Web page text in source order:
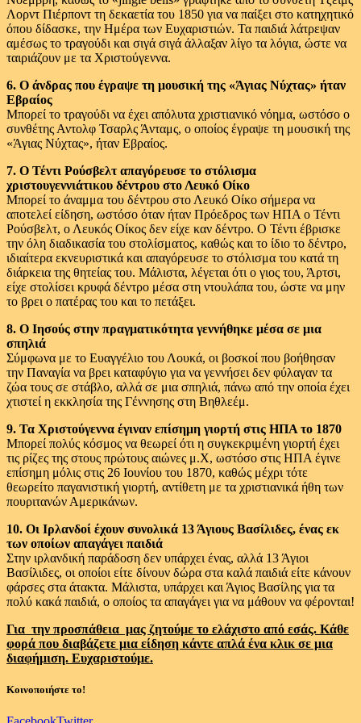
Λορντ Πιέρποντ τη δεκαετία του 1850 για να παίξει στο κατηχητικό
όπου δίδασκε, την Ημέρα των Ευχαριστιών. Τα παιδιά λάτρεψαν
αμέσως το τραγούδι και σιγά σιγά άλλαξαν λίγο τα λόγια, ώστε να
ταιριάζουν με τα Χριστούγεννα.
6. Ο άνδρας που έγραψε τη μουσική της «Άγιας Νύχτας» ήταν
Εβραίος
Μπορεί το τραγούδι να έχει απόλυτα χριστιανικό νόημα, ωστόσο ο
συνθέτης Αντολφ Τσαρλς Άνταμς, ο οποίος έγραψε τη μουσική της
«Άγιας Νύχτας», ήταν Εβραίος.
7. Ο Τέντι Ρούσβελτ απαγόρευσε το στόλισμα
χριστουγεννιάτικου δέντρου στο Λευκό Οίκο
Μπορεί το άναμμα του δέντρου στο Λευκό Οίκο σήμερα να
αποτελεί είδηση, ωστόσο όταν ήταν Πρόεδρος των ΗΠΑ ο Τέντι
Ρούσβελτ, ο Λευκός Οίκος δεν είχε καν δέντρο. Ο Τέντι έβρισκε
την όλη διαδικασία του στολίσματος, καθώς και το ίδιο το δέντρο,
ιδιαίτερα εκνευριστικά και απαγόρευσε το στόλισμα του κατά τη
διάρκεια της θητείας του. Μάλιστα, λέγεται ότι ο γιος του, Άρτσι,
είχε στολίσει κρυφά δέντρο μέσα στη ντουλάπα του, ώστε να μην
το βρει ο πατέρας του και το πετάξει.
8. Ο Ιησούς στην πραγματικότητα γεννήθηκε μέσα σε μια
σπηλιά
Σύμφωνα με το Ευαγγέλιο του Λουκά, οι βοσκοί που βοήθησαν
την Παναγία να βρει καταφύγιο για να γεννήσει δεν φύλαγαν τα
ζώα τους σε στάβλο, αλλά σε μια σπηλιά, πάνω από την οποία έχει
χτιστεί η εκκλησία της Γέννησης στη Βηθλεέμ.
9. Τα Χριστούγεννα έγιναν επίσημη γιορτή στις ΗΠΑ το 1870
Μπορεί πολύς κόσμος να θεωρεί ότι η συγκεκριμένη γιορτή έχει
τις ρίζες της στους πρώτους αιώνες μ.Χ, ωστόσο στις ΗΠΑ έγινε
επίσημη μόλις στις 26 Ιουνίου του 1870, καθώς μέχρι τότε
θεωρείτο παγανιστική γιορτή, αντίθετη με τα χριστιανικά ήθη των
πουριτανών Αμερικάνων.
10. Οι Ιρλανδοί έχουν συνολικά 13 Άγιους Βασίλιδες, ένας εκ
των οποίων απαγάγει παιδιά
Στην ιρλανδική παράδοση δεν υπάρχει ένας, αλλά 13 Άγιοι
Βασίλιδες, οι οποίοι είτε δίνουν δώρα στα καλά παιδιά είτε κάνουν
φάρσες στα άτακτα. Μάλιστα, υπάρχει και Άγιος Βασίλης για τα
πολύ κακά παιδιά, ο οποίος τα απαγάγει για να μάθουν να φέρονται!
Για την προσπάθεια μας ζητούμε το ελάχιστο από εσάς. Κάθε
φορά που διαβάζετε μια είδηση κάντε απλά ένα κλικ σε μια
διαφήμιση. Ευχαριστούμε.
Κοινοποιήστε το!